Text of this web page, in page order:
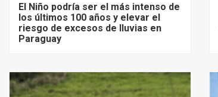
El Niño podría ser el más intenso de
los últimos 100 años y elevar el
riesgo de excesos de lluvias en
Paraguay